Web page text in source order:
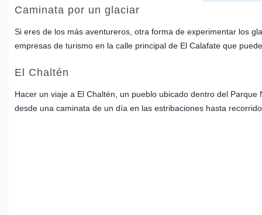
Caminata por un glaciar
Si eres de los más aventureros, otra forma de experimentar los
empresas de turismo en la calle principal de El Calafate que
El Chaltén
Hacer un viaje a El Chaltén, un pueblo ubicado dentro del
desde una caminata de un día en las estribaciones hasta